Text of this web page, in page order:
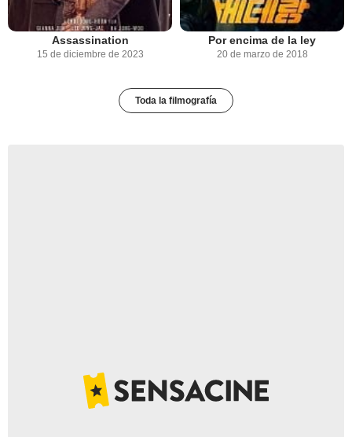
Assassination
15 de diciembre de 2023
Por encima de la ley
20 de marzo de 2018
Toda la filmografía